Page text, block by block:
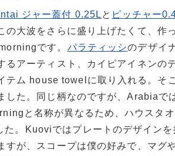
ジャー蓋付 0.25L と ピッチャー
の大波をさらに盛り上げたくて、作
です。 パラティッシのデザイ
るアーティスト、カイピアイネンの
テム house towelに取り入れる。そ
した。同じ柄なのですが、Arabia
と名称が異なるため、ハウスタ
た。Kuoviではプレートのデザイン
すが、スコープは僕の好みで、マグ